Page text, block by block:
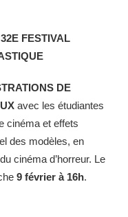
FESTIVAL
DE
avec les étudiantes
cinéma et effets
des modèles, en
cinéma d’horreur. Le
9 février à 16h.